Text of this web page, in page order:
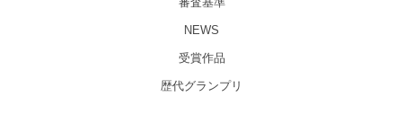
NEWS
受賞作品
歴代グランプリ